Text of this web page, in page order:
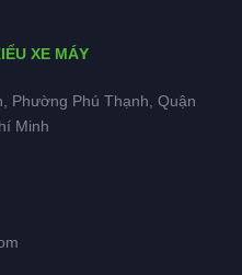
XE MÁY
Phường Phú Thạnh, Quận
Minh